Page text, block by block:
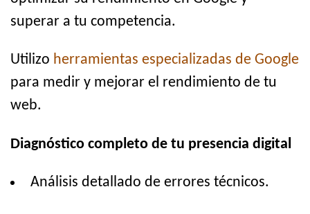
superar a tu competencia.
Utilizo herramientas especializadas de Google
para medir y mejorar el rendimiento de tu
web.
Diagnóstico completo de tu presencia digital
Análisis detallado de errores técnicos.